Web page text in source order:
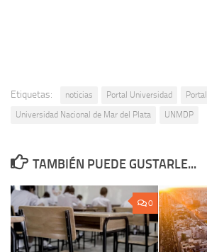
Etiquetas: noticias Portal Universidad
Universidad Nacional de Mar del Plata
UNMDP
TAMBIÉN PUEDE GUSTARLE...
0